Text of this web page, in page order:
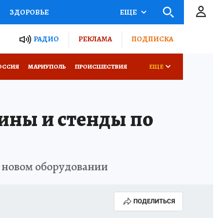
ЗДОРОВЬЕ
РОССИИ
ЕЩЕ
РАДИО РЕКЛАМА ПОДПИСКА
МАРИУПОЛЬ ПРОИСШЕСТВИЯ ЕЩЕ
и стенды по
оборудовании
ПОДЕЛИТЬСЯ